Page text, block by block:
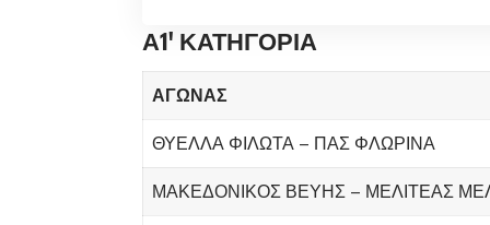
Α1′ ΚΑΤΗΓΟΡΙΑ
ΑΓΩΝΑΣ
ΘΥΕΛΛΑ ΦΙΛΩΤΑ – ΠΑΣ ΦΛΩΡΙΝΑ
ΜΑΚΕΔΟΝΙΚΟΣ ΒΕΥΗΣ – ΜΕΛΙΤΕΑΣ